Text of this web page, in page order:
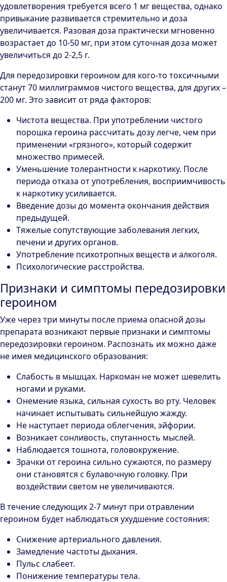
удовлетворения требуется всего 1 мг вещества, однако
привыкание развивается стремительно и доза
увеличивается. Разовая доза практически мгновенно
возрастает до 10-50 мг, при этом суточная доза может
увеличиться до 2-2,5 г.
Для передозировки героином для кого-то токсичными
станут 70 миллиграммов чистого вещества, для других –
200 мг. Это зависит от ряда факторов:
Чистота вещества. При употреблении чистого
порошка героина рассчитать дозу легче, чем при
применении «грязного», который содержит
множество примесей.
Уменьшение толерантности к наркотику. После
периода отказа от употребления, восприимчивость
к наркотику усиливается.
Введение дозы до момента окончания действия
предыдущей.
Тяжелые сопутствующие заболевания легких,
печени и других органов.
Употребление психотропных веществ и алкоголя.
Психологические расстройства.
Признаки и симптомы передозировки
героином
Уже через три минуты после приема опасной дозы
препарата возникают первые признаки и симптомы
передозировки героином. Распознать их можно даже
не имея медицинского образования:
Слабость в мышцах. Наркоман не может шевелить
ногами и руками.
Онемение языка, сильная сухость во рту. Человек
начинает испытывать сильнейшую жажду.
Не наступает периода облегчения, эйфории.
Возникает сонливость, спутанность мыслей.
Наблюдается тошнота, головокружение.
Зрачки от героина сильно сужаются, по размеру
они становятся с булавочную головку. При
воздействии светом не увеличиваются.
В течение следующих 2-7 минут при отравлении
героином будет наблюдаться ухудшение состояния:
Снижение артериального давления.
Замедление частоты дыхания.
Пульс слабеет.
Понижение температуры тела.